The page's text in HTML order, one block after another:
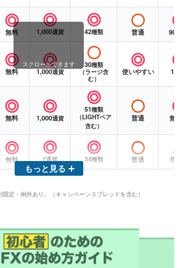
無料 1,000通貨 42種類 普通 90
無料 1,000通貨
30種類
（ラージ含
む）
使いやすい 1
無料 1,000通貨
51種類
（LIGHTペア
含む）
普通 無
無料 1通貨 34種類 普通 非
スクロールできます
もっと見る
定・例外あり。（キャンペーンスプレッドを含む）